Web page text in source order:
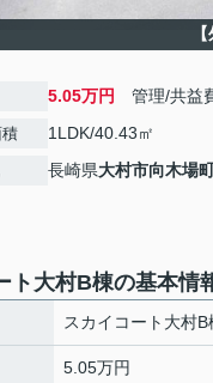
5.05万円 管理/共益
1LDK/40.43㎡
長崎県大村市向木場
ト大村B棟の基本情
スカイコート大村B
5.05万円